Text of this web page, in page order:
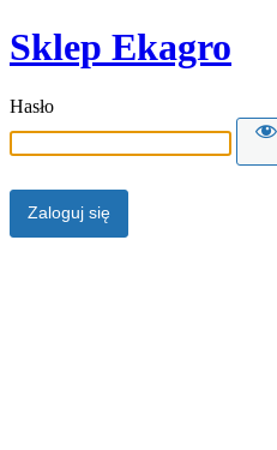
Sklep Ekagro
Hasło